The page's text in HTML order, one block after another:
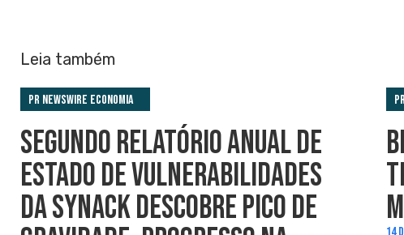
Leia também
PR Newswire Economia
SEGUNDO RELATÓRIO ANUAL DE
ESTADO DE VULNERABILIDADES
DA SYNACK DESCOBRE PICO DE